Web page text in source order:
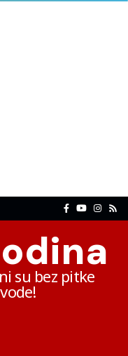
su bez pitke
vode!